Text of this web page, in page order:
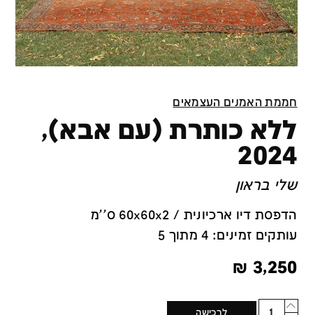
חממת האמנים העצמאים
ללא כותרת (עם אבא),
2024
שלי בראון
הדפסת דיו ארכיונית / 60x60x2 ס''מ
עותקים זמינים: 4 מתוך 5
3,250
₪
Quantity
לרכישה